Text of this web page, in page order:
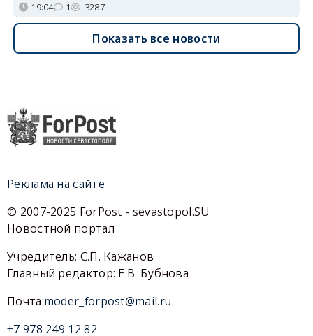
19:04 1 3287
Показать все новости
Реклама на сайте
© 2007-2025 ForPost - sevastopol.SU
Новостной портал
Учредитель: С.П. Кажанов
Главный редактор: Е.В. Бубнова
Почта:moder_forpost@mail.ru
+7 978 249 12 82